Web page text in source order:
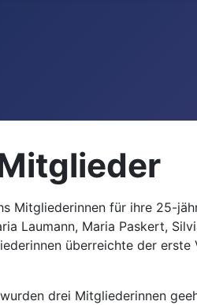
Mitgliederinnen für ihre 25-
Laumann, Maria Paskert,
überreichte der
drei Mitgliederinnen